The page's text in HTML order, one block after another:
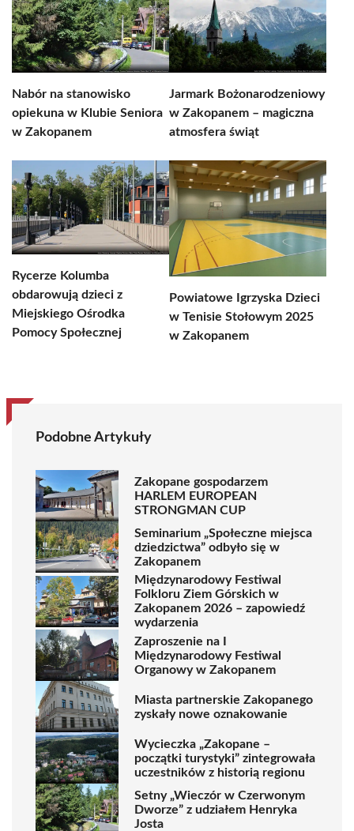
Nabór na stanowisko
opiekuna w Klubie Seniora
w Zakopanem
Jarmark Bożonarodzeniowy
w Zakopanem – magiczna
atmosfera świąt
Rycerze Kolumba
obdarowują dzieci z
Miejskiego Ośrodka
Pomocy Społecznej
Powiatowe Igrzyska Dzieci
w Tenisie Stołowym 2025
w Zakopanem
Podobne Artykuły
Zakopane gospodarzem
HARLEM EUROPEAN
STRONGMAN CUP
Seminarium „Społeczne miejsca
dziedzictwa” odbyło się w
Zakopanem
Międzynarodowy Festiwal
Folkloru Ziem Górskich w
Zakopanem 2026 – zapowiedź
wydarzenia
Zaproszenie na I
Międzynarodowy Festiwal
Organowy w Zakopanem
Miasta partnerskie Zakopanego
zyskały nowe oznakowanie
Wycieczka „Zakopane –
początki turystyki” zintegrowała
uczestników z historią regionu
Setny „Wieczór w Czerwonym
Dworze” z udziałem Henryka
Josta